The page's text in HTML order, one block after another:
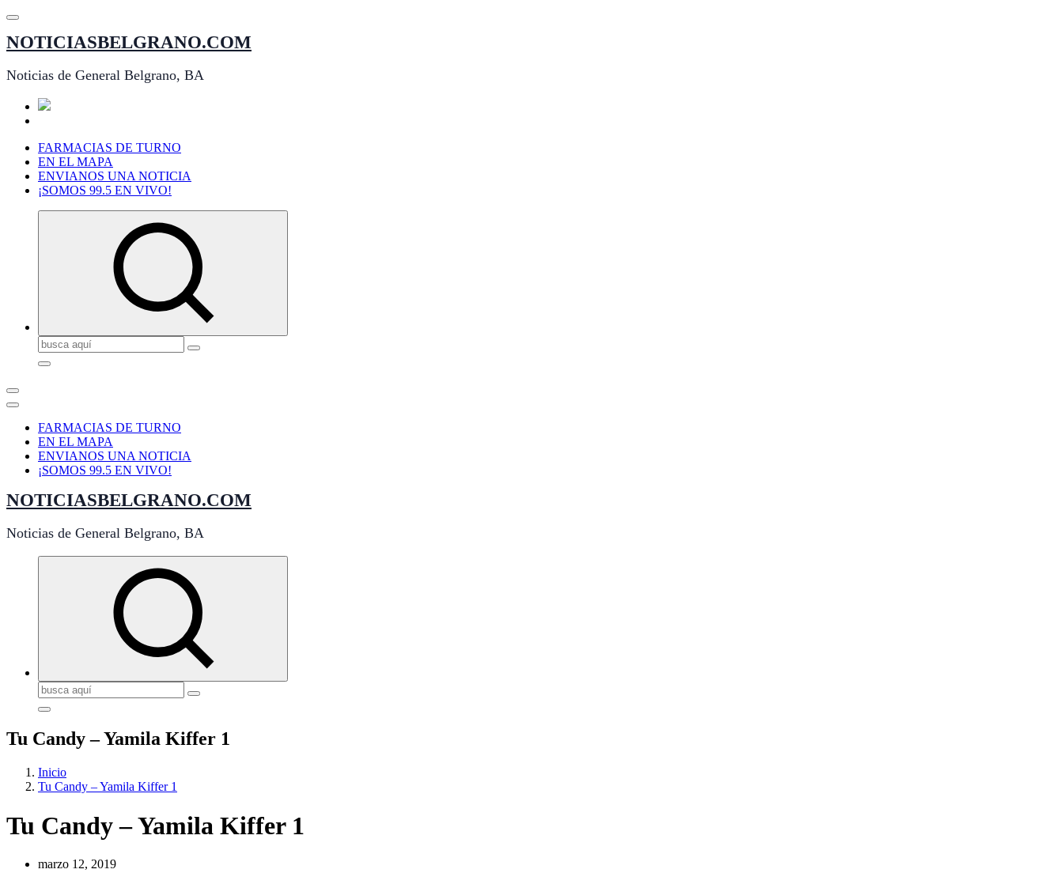
Saltar
contenido
NOTICIASBELGRANO.COM
Noticias de General Belgrano, BA
FARMACIAS DE TURNO
EN EL MAPA
ENVIANOS UNA NOTICIA
¡SOMOS 99.5 EN VIVO!
Buscar:
FARMACIAS DE TURNO
EN EL MAPA
ENVIANOS UNA NOTICIA
¡SOMOS 99.5 EN VIVO!
NOTICIASBELGRANO.COM
Noticias de General Belgrano, BA
Buscar:
Tu Candy – Yamila Kiffer 1
Inicio
Tu Candy – Yamila Kiffer 1
Tu Candy – Yamila Kiffer 1
marzo 12, 2019